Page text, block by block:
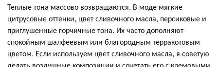
Теплые тона массово возвращаются. В моде мягкие
цитрусовые оттенки, цвет сливочного масла, персиковые и
приглушенные горчичные тона. Их часто дополняют
спокойным шалфеевым или благородным терракотовым
цветом. Если используем цвет сливочного масла, я советую
делать воздушные композиции и сочетать его с кремовыми